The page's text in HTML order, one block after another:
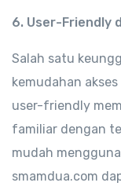
6. User-Friendly
Salah satu
kemudahan
user-friendly
familiar dengan
mudah
smamdua.com